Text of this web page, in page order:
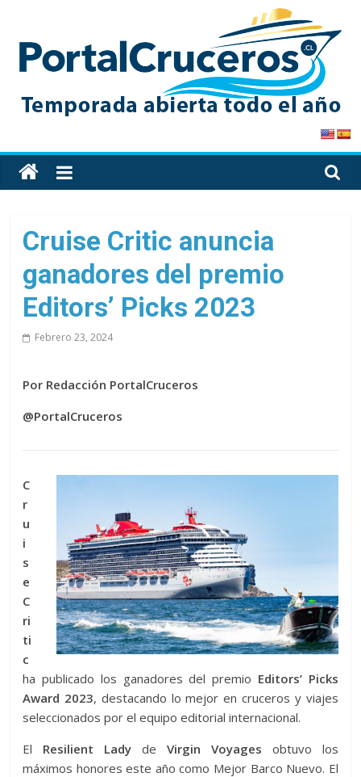
content
PortalCruceros
Toda
la
de
cruceros
en
un
solo
Cruise Critic anuncia
ganadores del premio
Editors’ Picks 2023
Febrero 23, 2024
Por Redacción PortalCruceros
@PortalCruceros
C
r
u
i
s
e
C
ri
ti
c
ha publicado los ganadores del premio Editors’ Picks
Award 2023, destacando lo mejor en cruceros y viajes
seleccionados por el equipo editorial internacional.
El Resilient Lady de Virgin Voyages obtuvo los
máximos honores este año como Mejor Barco Nuevo. El